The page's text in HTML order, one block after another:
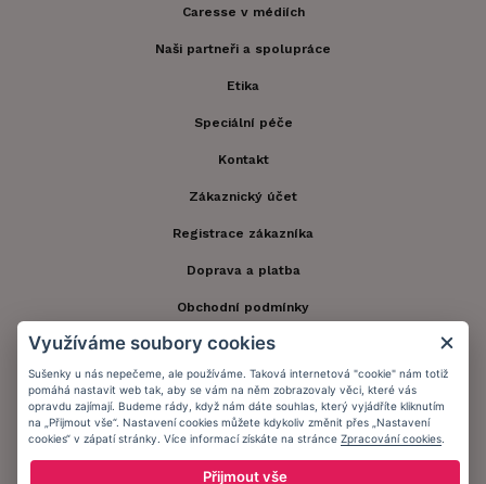
Caresse v médiích
Naši partneři a spolupráce
Etika
Speciální péče
Kontakt
Zákaznický účet
Registrace zákazníka
Doprava a platba
Obchodní podmínky
Ochrana osobních údajů
Informační memorandum
Zůstaňte s námi v kontaktu.
Využíváme soubory cookies
Sušenky u nás nepečeme, ale používáme. Taková internetová "cookie" nám totiž
pomáhá nastavit web tak, aby se vám na něm zobrazovaly věci, které vás
opravdu zajímají. Budeme rády, když nám dáte souhlas, který vyjádříte kliknutím
na „Přijmout vše“. Nastavení cookies můžete kdykoliv změnit přes „Nastavení
cookies“ v zápatí stránky. Více informací získáte na stránce Zpracování cookies
Přijmout vše